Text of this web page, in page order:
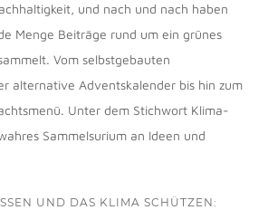
und nach und nach haben
Menge Beiträge rund um ein grünes
Vom selbstgebauten
alternative Adventskalender bis hin zum
Unter dem Stichwort Klima-
Sammelsurium an Ideen und
UND DAS KLIMA SCHÜTZEN: